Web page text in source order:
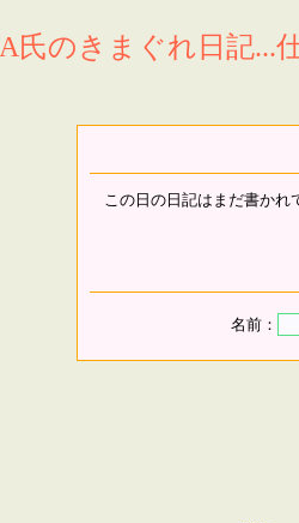
A氏のきまぐれ日記...
この日の日記はまだ書かれ
名前：